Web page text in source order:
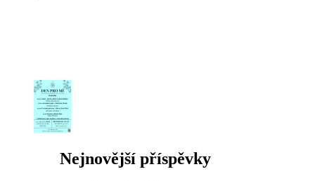
Nejnovější příspěvky